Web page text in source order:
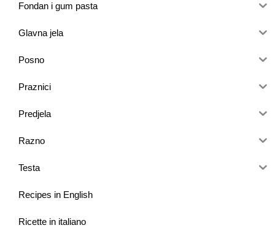
Fondan i gum pasta
Glavna jela
Posno
Praznici
Predjela
Razno
Testa
Recipes in English
Ricette in italiano